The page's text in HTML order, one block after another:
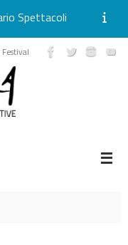
Spettacoli